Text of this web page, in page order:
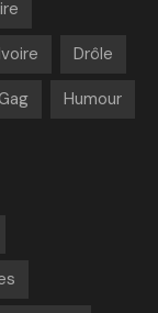
Drôle
Humour